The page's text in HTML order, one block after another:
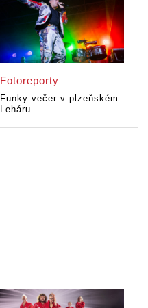
Fotoreporty
Funky večer v plzeňském
Leháru....